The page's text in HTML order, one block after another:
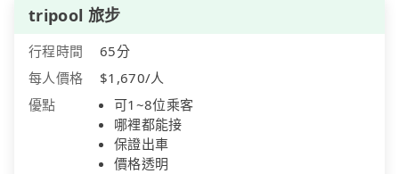
tripool 旅步
行程時間
65分
每人價格
$1,670/人
優點
可1~8位乘客
哪裡都能接
保證出車
價格透明